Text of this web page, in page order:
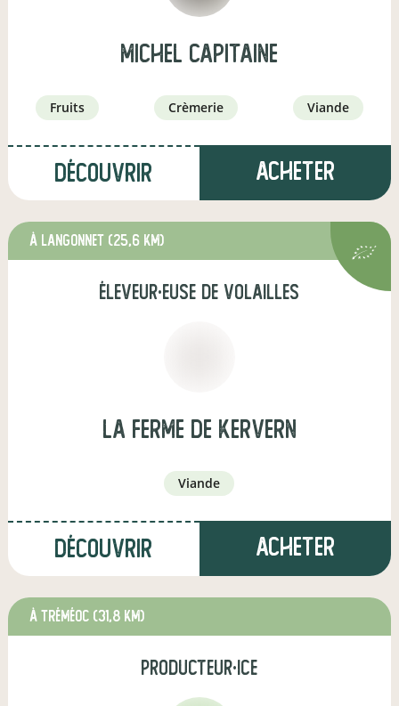
Michel Capitaine
fruits crèmerie viande
Découvrir Acheter
à Langonnet (25,6 km)
éleveur·euse de volailles
La ferme de Kervern
viande
Découvrir Acheter
à Tréméoc (31,8 km)
producteur·ice